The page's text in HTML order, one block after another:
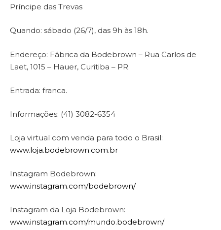
Príncipe das Trevas
Quando: sábado (26/7), das 9h às 18h.
Endereço: Fábrica da Bodebrown – Rua Carlos de
Laet, 1015 – Hauer, Curitiba – PR.
Entrada: franca.
Informações: (41) 3082-6354
Loja virtual com venda para todo o Brasil:
www.loja.bodebrown.com.br
Instagram Bodebrown:
www.instagram.com/bodebrown/
Instagram da Loja Bodebrown:
www.instagram.com/mundo.bodebrown/